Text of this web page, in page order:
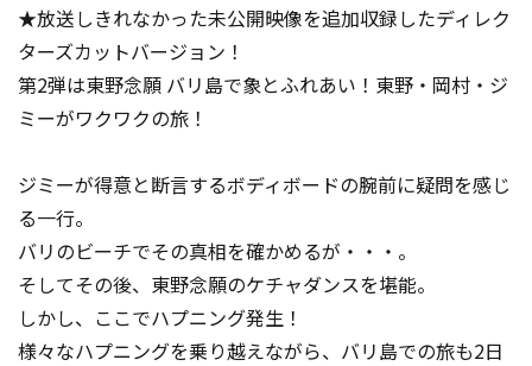
★放送しきれなかった未公開映像を追加収録したディレク
ターズカットバージョン！
第2弾は東野念願 バリ島で象とふれあい！東野・岡村・ジ
ミーがワクワクの旅！
ジミーが得意と断言するボディボードの腕前に疑問を感じ
る一行。
バリのビーチでその真相を確かめるが・・・。
そしてその後、東野念願のケチャダンスを堪能。
しかし、ここでハプニング発生！
様々なハプニングを乗り越えながら、バリ島での旅も2日